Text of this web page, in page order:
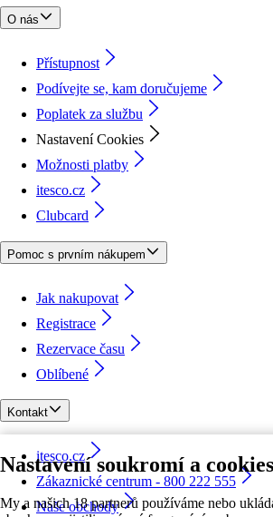
Nastavení soukromí a cookies
My a našich 18 partnerů používáme nebo
O nás
Přístupnost
Podívejte se, kam doručujeme
Poplatek za službu
Nastavení Cookies
Možnosti platby
itesco.cz
Clubcard
Pomoc s prvním nákupem
Jak nakupovat
Registrace
Rezervace času
Oblíbené
Kontakt
itesco.cz
Zákaznické centrum - 800 222 555
Naše obchody